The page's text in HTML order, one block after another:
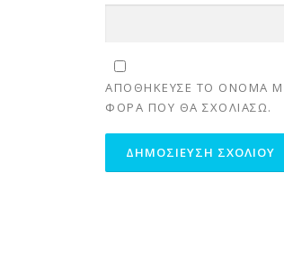
ΑΠΟΘΉΚΕΥΣΕ ΤΟ ΌΝΟΜΆ
ΦΟΡΆ ΠΟΥ ΘΑ ΣΧΟΛΙΆΣΩ.